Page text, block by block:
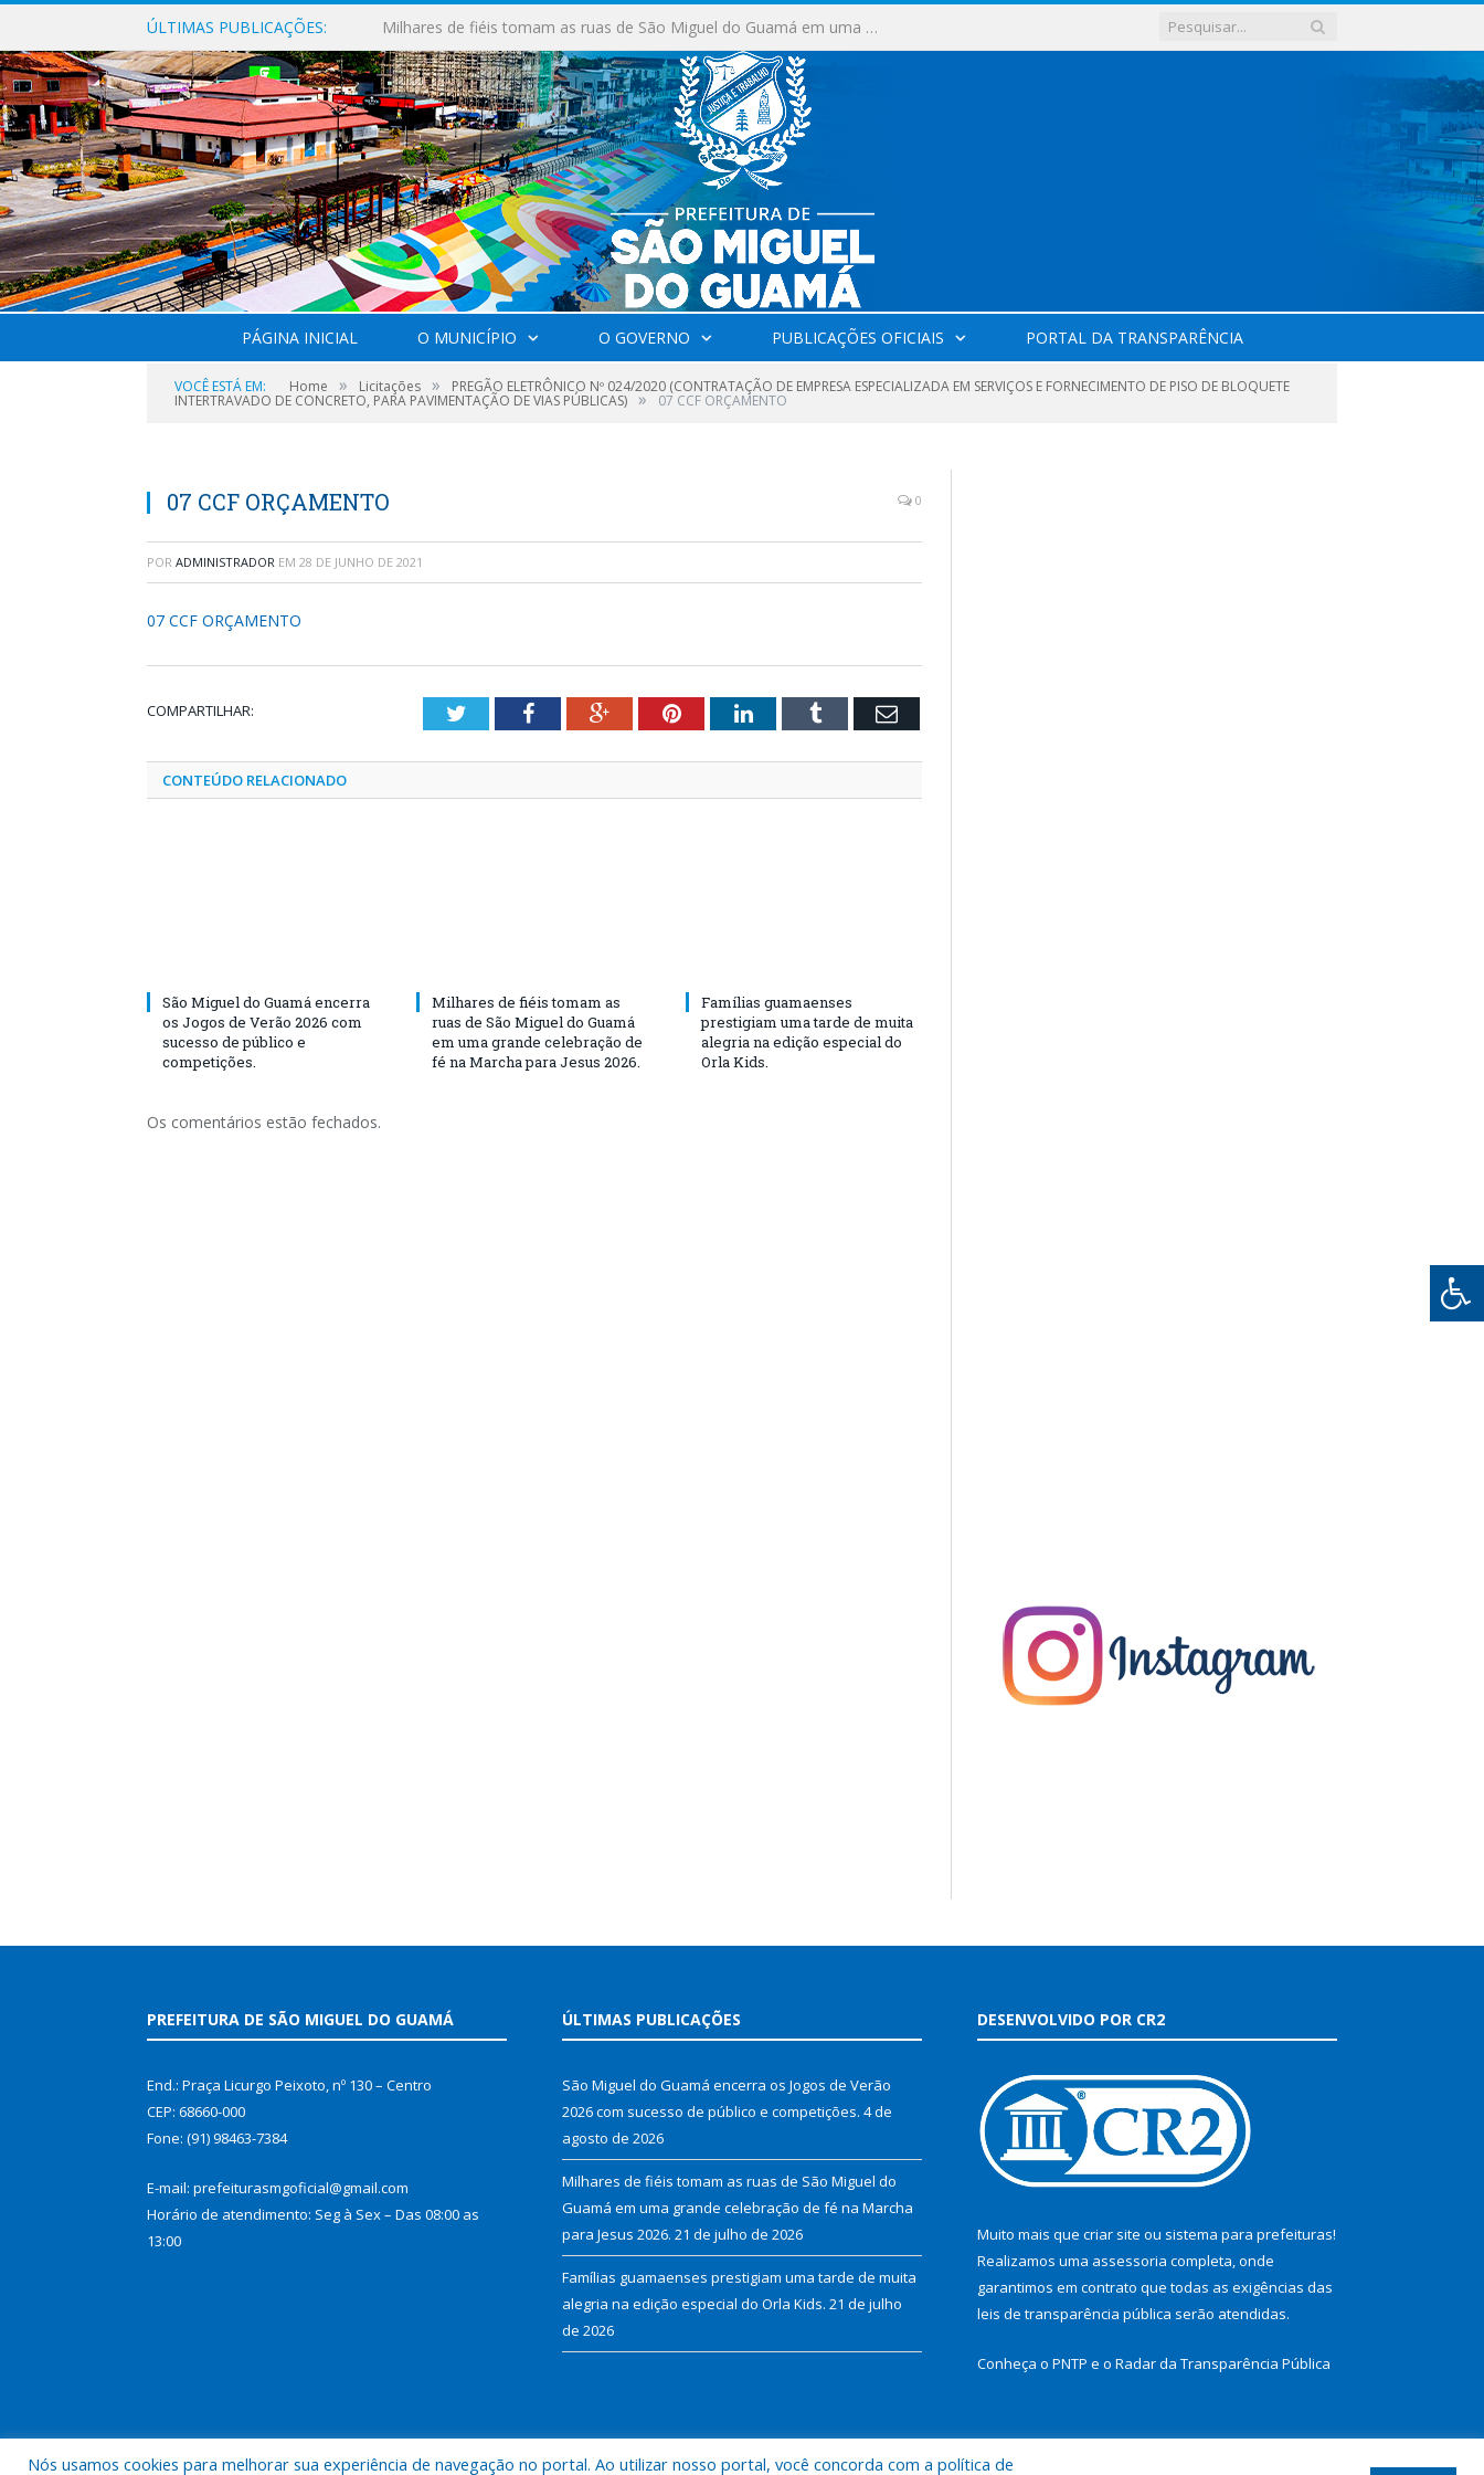
ÚLTIMAS PUBLICAÇÕES: Milhares de fiéis tomam as ruas de São Miguel do Guamá em uma grande celebração de fé na Marcha para Jesus 2026.
PÁGINA INICIAL O MUNICÍPIO O GOVERNO PUBLICAÇÕES OFICIAIS PORTAL DA TRANSPARÊNCIA
VOCÊ ESTÁ EM: Home » Licitações » PREGÃO ELETRÔNICO Nº 024/2020 (CONTRATAÇÃO DE EMPRESA ESPECIALIZADA EM SERVIÇOS E FORNECIMENTO DE PISO DE BLOQUETE
INTERTRAVADO DE CONCRETO, PARA PAVIMENTAÇÃO DE VIAS PÚBLICAS) » 07 CCF ORÇAMENTO
07 CCF ORÇAMENTO 0
POR ADMINISTRADOR EM 28 DE JUNHO DE 2021
07 CCF ORÇAMENTO
COMPARTILHAR: TwitterFacebookGoogle+PinterestLinkedInTumblr Email
CONTEÚDO RELACIONADO
São Miguel do Guamá encerra
os Jogos de Verão 2026 com
sucesso de público e
competições.
Milhares de fiéis tomam as
ruas de São Miguel do Guamá
em uma grande celebração de
fé na Marcha para Jesus 2026.
Famílias guamaenses
prestigiam uma tarde de muita
alegria na edição especial do
Orla Kids.
Os comentários estão fechados.
PREFEITURA DE SÃO MIGUEL DO GUAMÁ
End.: Praça Licurgo Peixoto, nº 130 – Centro
CEP: 68660-000
Fone: (91) 98463-7384
E-mail: prefeiturasmgoficial@gmail.com
Horário de atendimento: Seg à Sex – Das 08:00 as
13:00
ÚLTIMAS PUBLICAÇÕES
São Miguel do Guamá encerra os Jogos de Verão
2026 com sucesso de público e competições. 4 de
agosto de 2026
Milhares de fiéis tomam as ruas de São Miguel do
Guamá em uma grande celebração de fé na Marcha
para Jesus 2026. 21 de julho de 2026
Famílias guamaenses prestigiam uma tarde de muita
alegria na edição especial do Orla Kids. 21 de julho
de 2026
DESENVOLVIDO POR CR2
Muito mais que criar site ou sistema para prefeituras!
Realizamos uma assessoria completa, onde
garantimos em contrato que todas as exigências das
leis de transparência pública serão atendidas.
Conheça o PNTP e o Radar da Transparência Pública
Nós usamos cookies para melhorar sua experiência de navegação no portal. Ao utilizar nosso portal, você concorda com a política de